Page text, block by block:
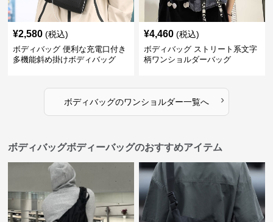
¥2,580 (税込)
ボディバッグ 便利な充電口付き
多機能斜め掛けボディバッグ
¥4,460 (税込)
ボディバッグ ストリート系文字
柄ワンショルダーバッグ
ボディバッグのワンショルダー一覧へ ›
ボディバッグボディーバッグのおすすめアイテム